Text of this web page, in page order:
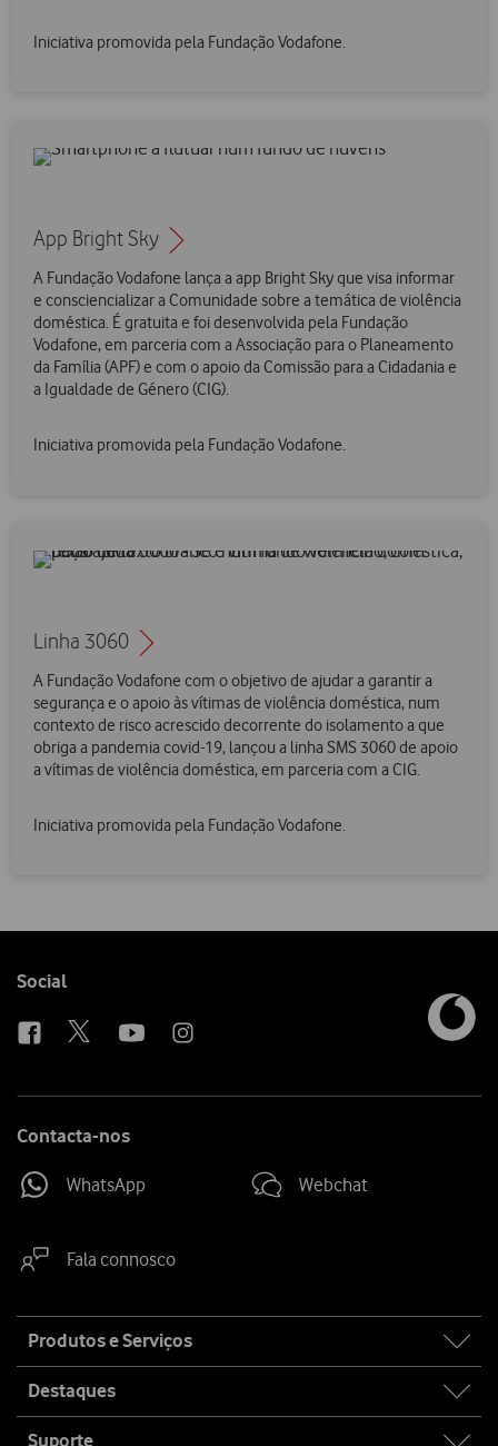
Iniciativa promovida pela Fundação Vodafone.
App Bright Sky
A Fundação Vodafone lança a app Bright Sky que visa informar
e consciencializar a Comunidade sobre a temática de violência
doméstica. É gratuita e foi desenvolvida pela Fundação
Vodafone, em parceria com a Associação para o Planeamento
da Família (APF) e com o apoio da Comissão para a Cidadania e
a Igualdade de Género (CIG).
Iniciativa promovida pela Fundação Vodafone.
Linha 3060
A Fundação Vodafone com o objetivo de ajudar a garantir a
segurança e o apoio às vítimas de violência doméstica, num
contexto de risco acrescido decorrente do isolamento a que
obriga a pandemia covid-19, lançou a linha SMS 3060 de apoio
a vítimas de violência doméstica, em parceria com a CIG.
Iniciativa promovida pela Fundação Vodafone.
Follow
Social
Contacta-nos
WhatsApp Webchat
Fala connosco
map
Produtos e Serviços
Destaques
Suporte